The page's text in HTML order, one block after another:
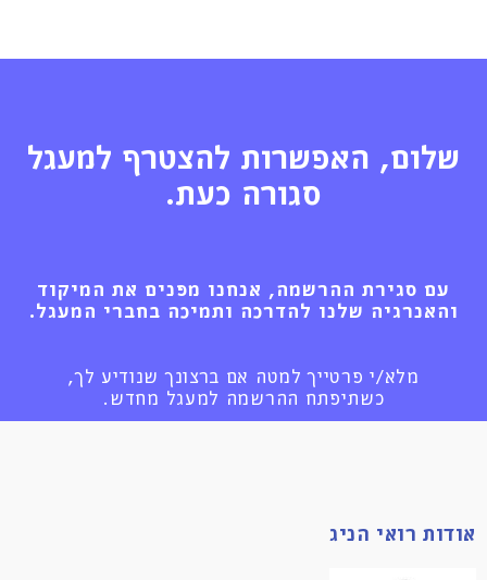
שלום, האפשרות להצטרף למעגל
סגורה כעת.
עם סגירת ההרשמה, אנחנו מפנים את המיקוד
והאנרגיה שלנו להדרכה ותמיכה בחברי המעגל.
מלא/י פרטייך למטה אם ברצונך שנודיע לך,
כשתיפתח ההרשמה למעגל מחדש.
אודות רואי הניג